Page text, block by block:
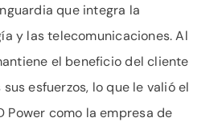
que integra la
y las telecomunicaciones. Al
el beneficio del cliente
esfuerzos, lo que le valió el
Power como la empresa de